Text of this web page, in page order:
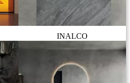
INALCO